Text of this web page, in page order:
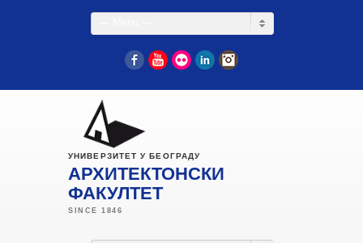
FacebookYouTube
Flickr LinkedIn
УНИВЕРЗИТЕТ У БЕОГРАДУ
АРХИТЕКТОНСКИ
ФАКУЛТЕТ